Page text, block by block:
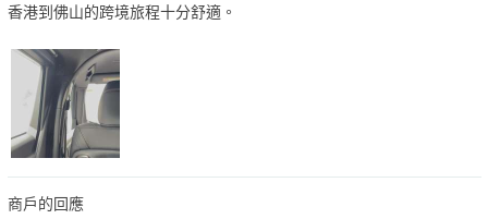
香港到佛山的跨境旅程十分舒適。
商戶的回應